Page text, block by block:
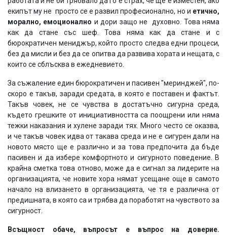
екипът му не просто се е развил професионално, но и етично,
морално, емоционално и дори защо не духовно. Това няма
как да стане със шеф. Това няма как да стане и с
бюрократичен мениджър, който просто следва едни процеси,
без да мисли и без да се опитва да развива хората и нещата, с
които се сблъсква в ежедневието.
За съжаление един бюрократичен и пасивен "меринджей", по-
скоро е такъв, заради средата, в която е поставен и фактът.
Такъв човек, не се чувства в достатъчно сигурна среда,
където грешките от инициативността са поощрени или няма
тежки наказания и хулене заради тях. Много често се оказва,
и че такъв човек идва от такава среда и не е сигурен дали на
новото място ще е различно и за това предпочита да бъде
пасивен и да избере комфортното и сигурното поведение. В
крайна сметка това отново, може да е сигнал за лидерите на
организацията, че новите хора нямат усещане още в самото
начало на влизането в организацията, че тя е различна от
предишната, в която са и трябва да поработят на чувството за
сигурност.
Всъщност обаче, въпросът е въпрос на доверие.